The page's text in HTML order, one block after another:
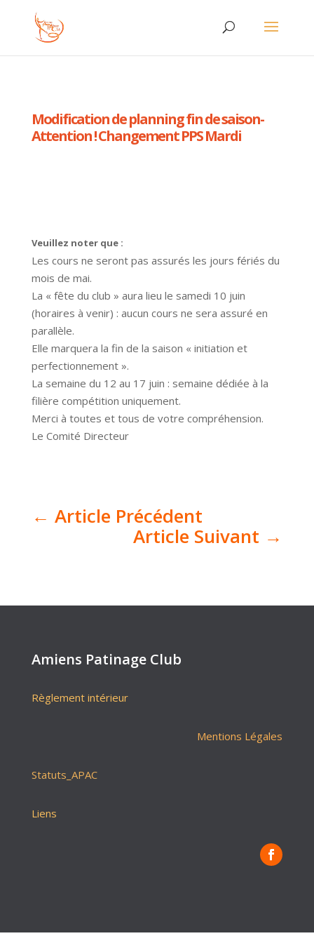
Modification de planning fin de saison-
Attention ! Changement PPS Mardi
Veuillez noter que :
Les cours ne seront pas assurés les jours fériés du
mois de mai.
La « fête du club » aura lieu le samedi 10 juin
(horaires à venir) : aucun cours ne sera assuré en
parallèle.
Elle marquera la fin de la saison « initiation et
perfectionnement ».
La semaine du 12 au 17 juin : semaine dédiée à la
filière compétition uniquement.
Merci à toutes et tous de votre compréhension.
Le Comité Directeur
← Article Précédent
Article Suivant →
Amiens Patinage Club
Règlement intérieur
Mentions Légales
Statuts_APAC
Liens